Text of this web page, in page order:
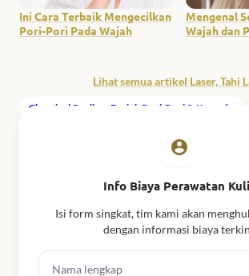
Ini Cara Terbaik Mengecilkan
Pori-Pori Pada Wajah
Mengenal
Wajah dan
Lihat semua artikel Laser, Tahi
Chemical Peeling , Facial Pori-Pori & Komedo
Info Biaya Perawatan
Isi form singkat, tim kami akan
dengan informasi biaya
Nama lengkap
No. WhatsApp
Email